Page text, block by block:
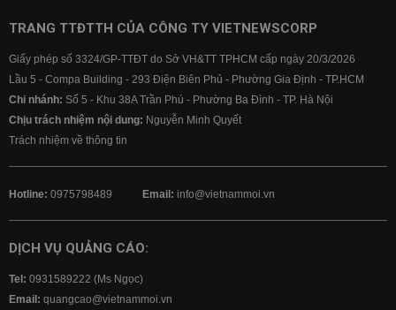
TRANG TTĐTTH CỦA CÔNG TY VIETNEWSCORP
Giấy phép số 3324/GP-TTĐT do Sở VH&TT TPHCM cấp ngày 20/3/2026
Lầu 5 - Compa Building - 293 Điện Biên Phủ - Phường Gia Định - TP.HCM
Chi nhánh: Số 5 - Khu 38A Trần Phú - Phường Ba Đình - TP. Hà Nội
Chịu trách nhiệm nội dung: Nguyễn Minh Quyết
Trách nhiệm về thông tin
Hotline: 0975798489 Email: info@vietnammoi.vn
DỊCH VỤ QUẢNG CÁO:
Tel: 0931589222 (Ms Ngọc)
Email: quangcao@vietnammoi.vn